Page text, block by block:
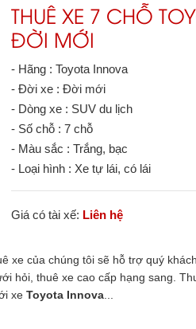
THUÊ XE 7 CHỖ
ĐỜI MỚI
- Hãng : Toyota Innova
- Đời xe : Đời mới
- Dòng xe : SUV du lịch
- Số chỗ : 7 chỗ
- Màu sắc : Trắng, bạc
- Loại hình : Xe tự lái, có lái
Giá có tài xế: Liên hệ
xe của chúng tôi sẽ hỗ trợ quý
hỏi, thuê xe cao cấp hạng sang.
xe Toyota Innova